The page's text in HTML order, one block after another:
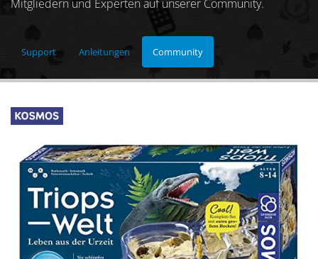
Mitgliedern und Experten auf unserer Community.
Support Anleitungen Community